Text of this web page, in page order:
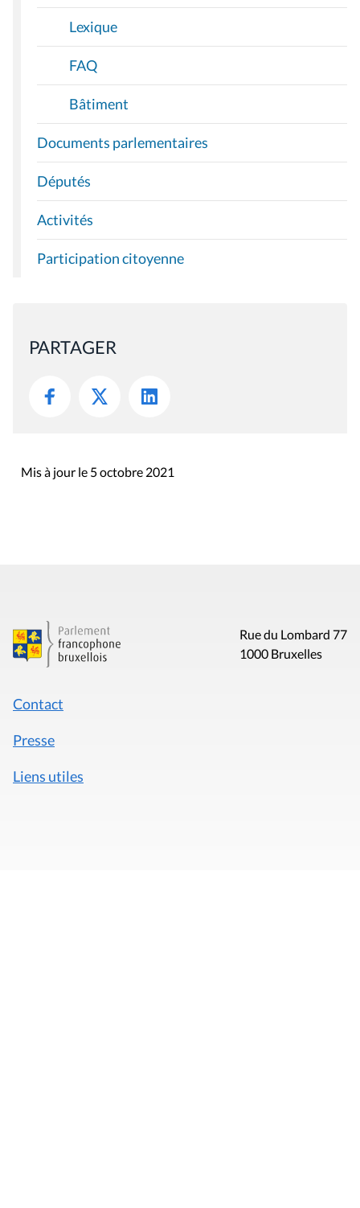
Lexique
FAQ
Bâtiment
Documents parlementaires
Députés
Activités
Participation citoyenne
PARTAGER
Mis à jour le 5 octobre 2021
Rue du Lombard 77
1000 Bruxelles
Contact
Presse
Liens utiles